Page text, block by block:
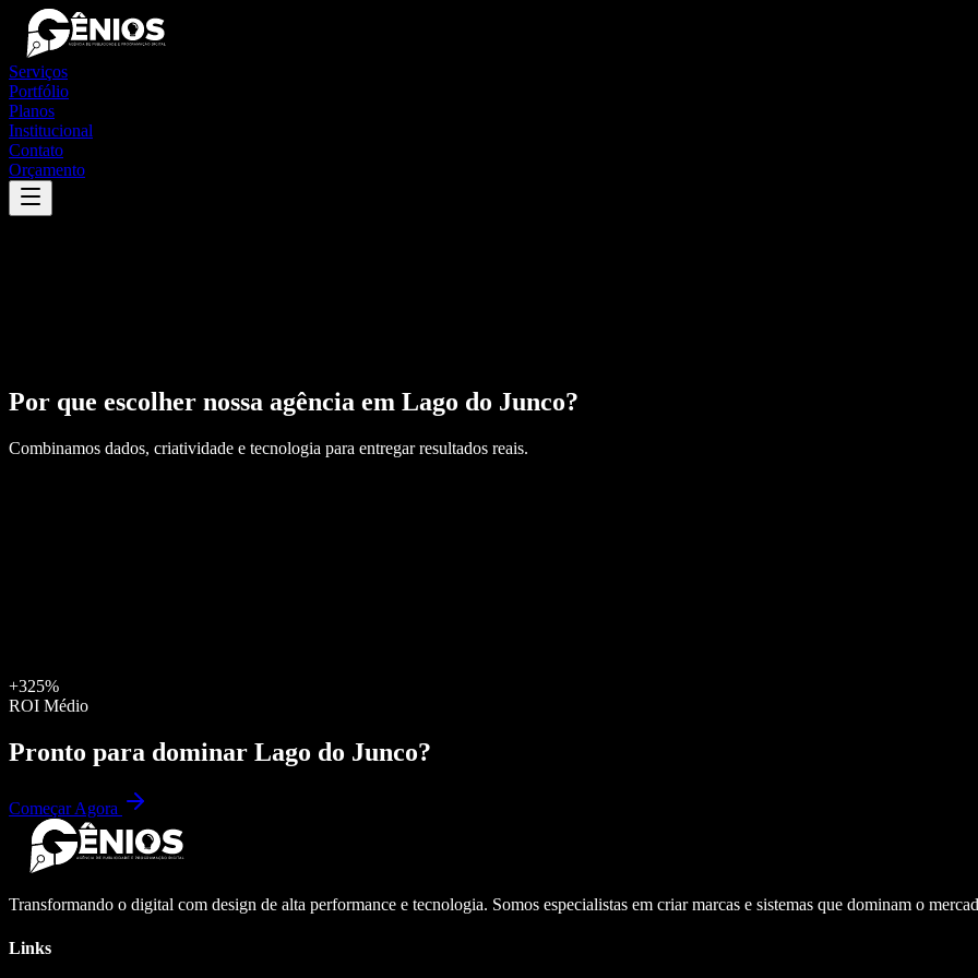
Serviços
Portfólio
Planos
Institucional
Contato
Orçamento
Por que escolher nossa agência em Lago do Junco?
Combinamos dados, criatividade e tecnologia para entregar resultados reais.
+325%
ROI Médio
Pronto para dominar Lago do Junco?
Começar Agora
Transformando o digital com design de alta performance e tecnologia. Somos especialistas em criar marcas e sistemas que dominam o
Links